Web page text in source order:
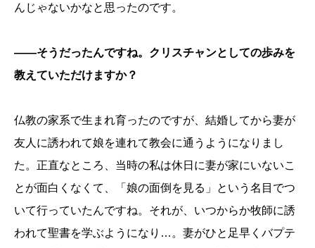
んじゃないかなと思ったのです。
――そうだったんですね。クリスチャンとしての歩みを
教えていただけますか？
仏教の家系で生まれ育ったのですが、結婚してから妻が
友人に誘われて娘を連れて教会に通うようになりまし
た。正直なところ、当時の私は休日に妻が家にいないこ
とが面白くなくて、「娘の面倒を見る」という名目でつ
いて行っていたんですね。それが、いつからか牧師に誘
われて聖書を学ぶようになり…。妻がひと足早くバプテ